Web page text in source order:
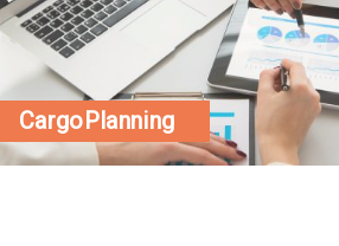
CargoPlanning